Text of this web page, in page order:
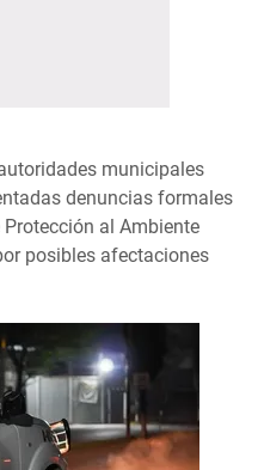
municipales
denuncias formales
al Ambiente
posibles afectaciones